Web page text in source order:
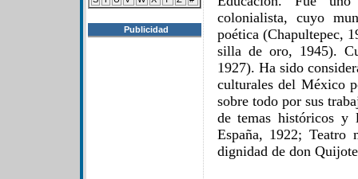
Publicidad
colonialista, cuyo
poética (Chapultepec,
silla de oro, 1945).
1927). Ha sido
culturales del México
sobre todo por sus
de temas históricos y
España, 1922;
dignidad de don